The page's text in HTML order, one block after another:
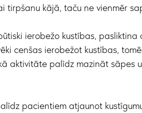
tirpšanu kājā, taču ne vienmēr
ierobežo kustības,
cenšas ierobežot kustības,
aktivitāte palīdz mazināt sāpes
pacientiem atjaunot